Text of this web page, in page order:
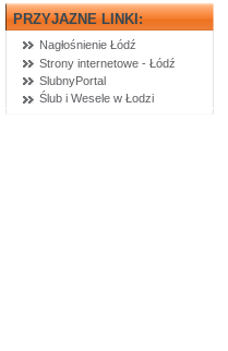
PRZYJAZNE LINKI:
Nagłośnienie Łódź
Strony internetowe - Łódź
SlubnyPortal
Ślub i Wesele w Łodzi